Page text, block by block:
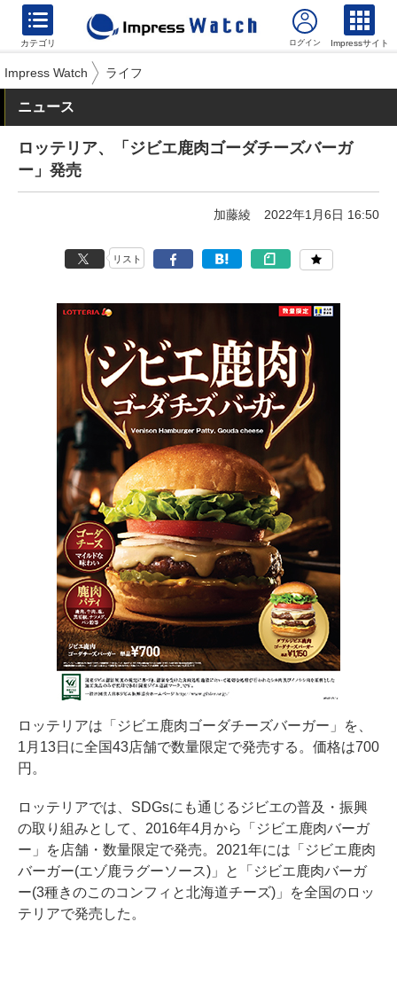
カテゴリ Impressサイト
Impress Watch ライフ
ニュース
ロッテリア、「ジビエ鹿肉ゴーダチーズバーガ
ー」発売
加藤綾 2022年1月6日 16:50
リスト
ロッテリアは「ジビエ鹿肉ゴーダチーズバーガー」を、
1月13日に全国43店舗で数量限定で発売する。価格は700
円。
ロッテリアでは、SDGsにも通じるジビエの普及・振興
の取り組みとして、2016年4月から「ジビエ鹿肉バーガ
ー」を店舗・数量限定で発売。2021年には「ジビエ鹿肉
バーガー(エゾ鹿ラグーソース)」と「ジビエ鹿肉バーガ
ー(3種きのこのコンフィと北海道チーズ)」を全国のロッ
テリアで発売した。